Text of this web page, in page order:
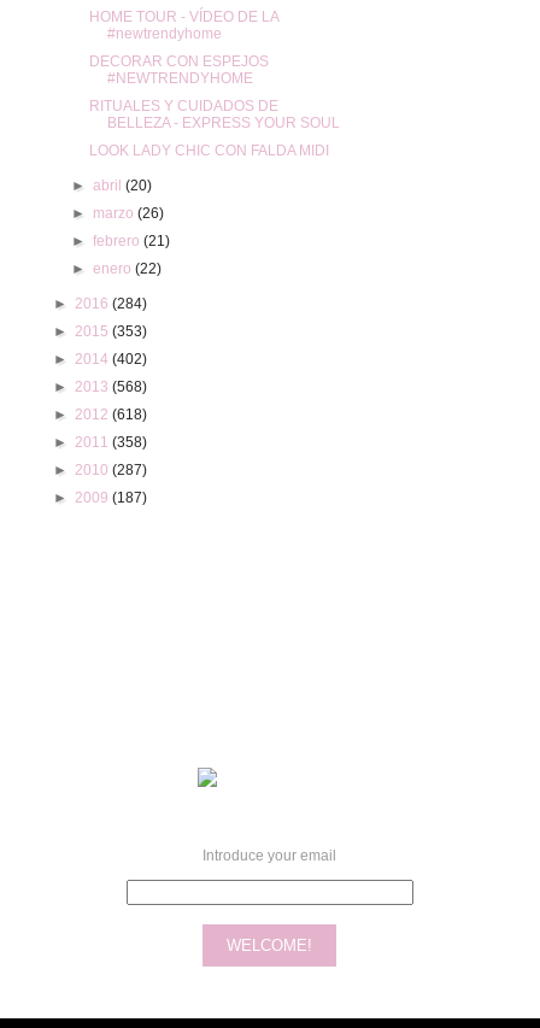
HOME TOUR - VÍDEO DE LA
#newtrendyhome
DECORAR CON ESPEJOS
#NEWTRENDYHOME
RITUALES Y CUIDADOS DE
BELLEZA - EXPRESS YOUR SOUL
LOOK LADY CHIC CON FALDA MIDI
► abril (20)
► marzo (26)
► febrero (21)
► enero (22)
►2016(284)
►2015(353)
►2014(402)
►2013(568)
►2012(618)
►2011(358)
►2010(287)
►2009(187)
Introduce your email